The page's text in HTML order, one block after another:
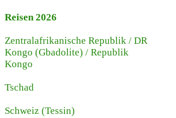
Reisen 2026
Zentralafrikanische Republik / DR
Kongo (Gbadolite) / Republik
Kongo
Tschad
Schweiz (Tessin)